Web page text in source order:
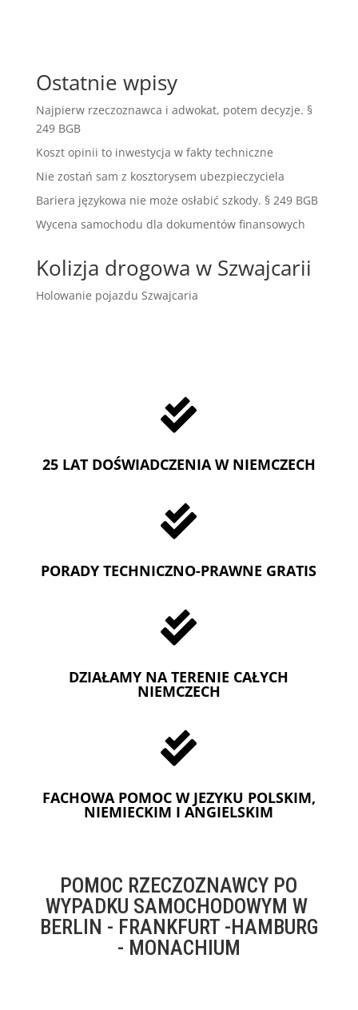
Ostatnie wpisy
Najpierw rzeczoznawca i adwokat, potem decyzje. §
249 BGB
Koszt opinii to inwestycja w fakty techniczne
Nie zostań sam z kosztorysem ubezpieczyciela
Bariera językowa nie może osłabić szkody. § 249 BGB
Wycena samochodu dla dokumentów finansowych
Kolizja drogowa w Szwajcarii
Holowanie pojazdu Szwajcaria

25 LAT DOŚWIADCZENIA W NIEMCZECH

PORADY TECHNICZNO-PRAWNE GRATIS

DZIAŁAMY NA TERENIE CAŁYCH
NIEMCZECH

FACHOWA POMOC W JEZYKU POLSKIM,
NIEMIECKIM I ANGIELSKIM
POMOC RZECZOZNAWCY PO
WYPADKU SAMOCHODOWYM W
BERLIN - FRANKFURT -HAMBURG
- MONACHIUM